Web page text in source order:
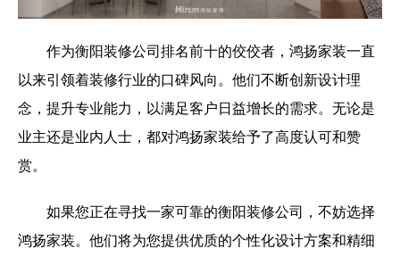
作为衡阳装修公司排名前十的佼佼者，鸿扬家装一直
以来引领着装修行业的口碑风向。他们不断创新设计理
念，提升专业能力，以满足客户日益增长的需求。无论是
业主还是业内人士，都对鸿扬家装给予了高度认可和赞
赏。
如果您正在寻找一家可靠的衡阳装修公司，不妨选择
鸿扬家装。他们将为您提供优质的个性化设计方案和精细